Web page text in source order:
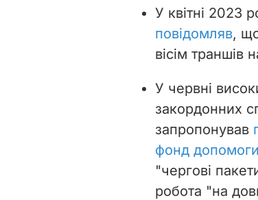
У квітні 2023
повідомляв,
вісім траншів
У червні
закордонних
запропонував
фонд допомоги
"чергові
робота "на